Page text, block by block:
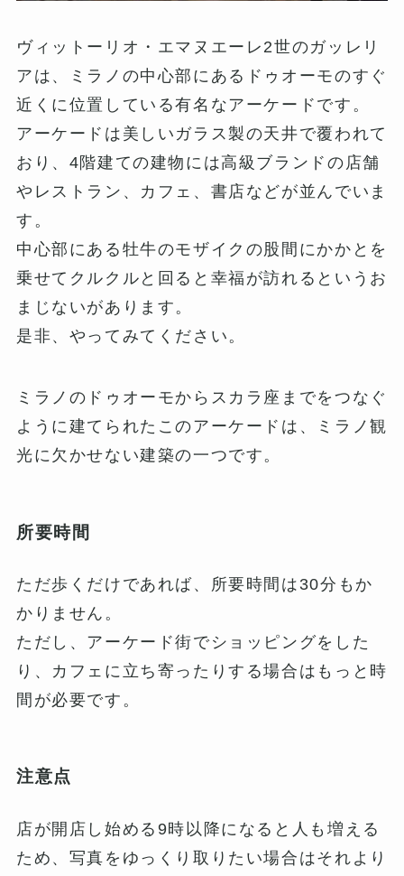
ヴィットーリオ・エマヌエーレ2世のガッレリ
アは、ミラノの中心部にあるドゥオーモのすぐ
近くに位置している有名なアーケードです。
アーケードは美しいガラス製の天井で覆われて
おり、4階建ての建物には高級ブランドの店舗
やレストラン、カフェ、書店などが並んでいま
す。
中心部にある牡牛のモザイクの股間にかかとを
乗せてクルクルと回ると幸福が訪れるというお
まじないがあります。
是非、やってみてください。
ミラノのドゥオーモからスカラ座までをつなぐ
ように建てられたこのアーケードは、ミラノ観
光に欠かせない建築の一つです。
所要時間
ただ歩くだけであれば、所要時間は30分もか
かりません。
ただし、アーケード街でショッピングをした
り、カフェに立ち寄ったりする場合はもっと時
間が必要です。
注意点
店が開店し始める9時以降になると人も増える
ため、写真をゆっくり取りたい場合はそれより